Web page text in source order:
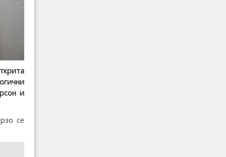
и
се